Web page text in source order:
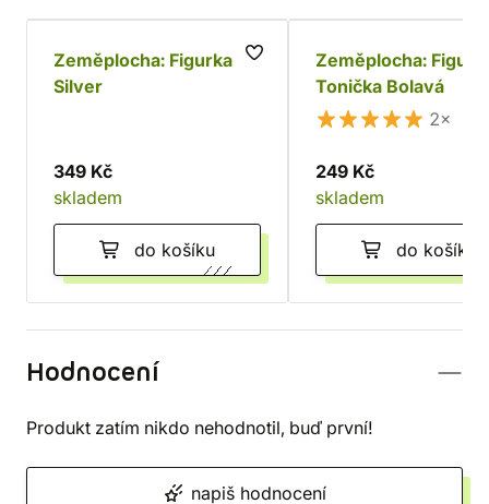
Zeměplocha: Figurka
Silver
349 Kč
skladem
do košíku
Zeměplocha:
Tonička Bolavá
2×
249 Kč
skladem
do košíku
Hodnocení
Produkt zatím nikdo nehodnotil, buď první!
napiš hodnocení